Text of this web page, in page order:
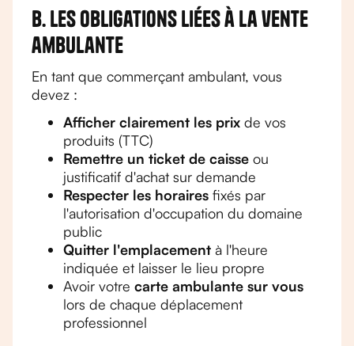
B. Les obligations liées à la vente
ambulante
En tant que commerçant ambulant, vous
devez :
Afficher clairement les prix de vos
produits (TTC)
Remettre un ticket de caisse ou
justificatif d'achat sur demande
Respecter les horaires fixés par
l'autorisation d'occupation du domaine
public
Quitter l'emplacement à l'heure
indiquée et laisser le lieu propre
Avoir votre carte ambulante sur vous
lors de chaque déplacement
professionnel